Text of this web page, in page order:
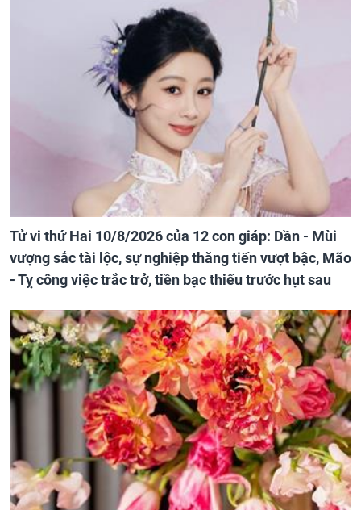
Tử vi thứ Hai 10/8/2026 của 12 con giáp: Dần - Mùi
vượng sắc tài lộc, sự nghiệp thăng tiến vượt bậc, Mão
- Tỵ công việc trắc trở, tiền bạc thiếu trước hụt sau